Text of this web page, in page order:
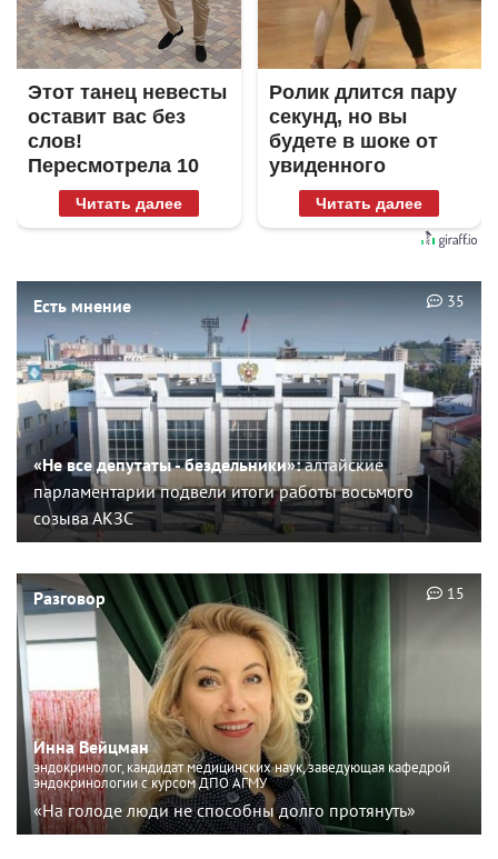
Этот танец невесты
оставит вас без
слов!
Пересмотрела 10
раз
Читать далее
Ролик длится пару
секунд, но вы
будете в шоке от
увиденного
Читать далее
Есть мнение
«Не все депутаты - бездельники»:алтайские
парламентарии подвели итоги работы восьмого
созыва АКЗС
35
Разговор
Инна Вейцман
эндокринолог, кандидат медицинских наук, заведующая кафедрой
эндокринологии с курсом ДПО АГМУ
«На голоде люди не способны долго протянуть»
15